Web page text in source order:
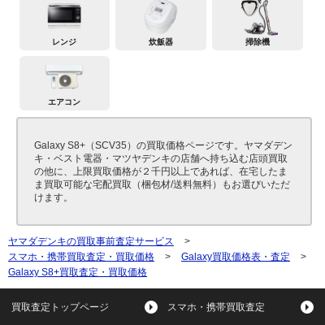
レンジ 炊飯器 掃除機
エアコン
Galaxy S8+（SCV35）の買取価格ページです。ヤマダデン
キ・ベスト電器・マツヤデンキの店舗へ持ち込む店頭買取
の他に、上限買取価格が２千円以上であれば、在宅したま
ま買取可能な宅配買取（梱包材/送料無料）もお選びいただ
けます。
ヤマダデンキの買取事前査定サービス
>
スマホ・携帯買取査定・買取価格
> Galaxy買取価格表・査定
>
Galaxy S8+買取査定・買取価格
買取査定トップページ スマホ・携帯買取査定